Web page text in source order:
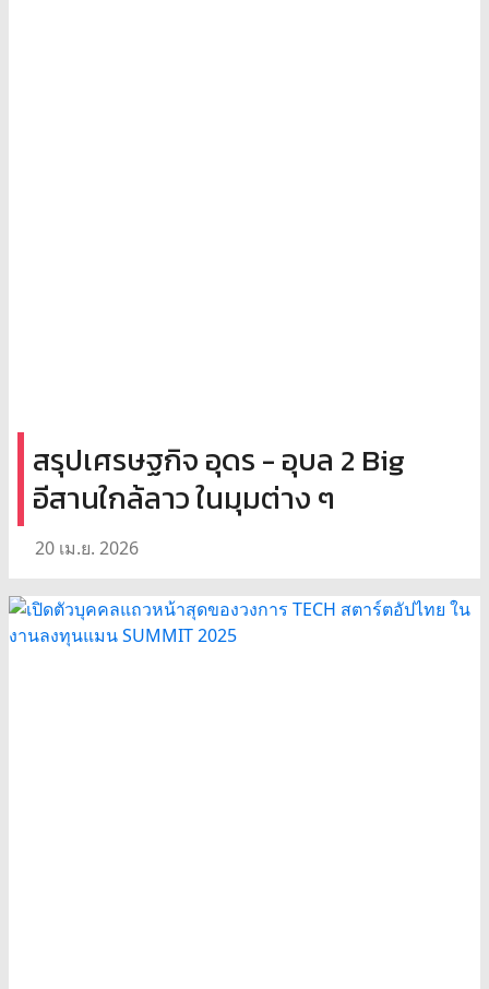
สรุปเศรษฐกิจ อุดร - อุบล 2 Big
อีสานใกล้ลาว ในมุมต่าง ๆ
20 เม.ย. 2026